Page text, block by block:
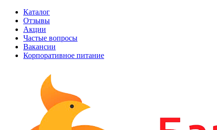
Каталог
Отзывы
Акции
Частые вопросы
Вакансии
Корпоративное питание